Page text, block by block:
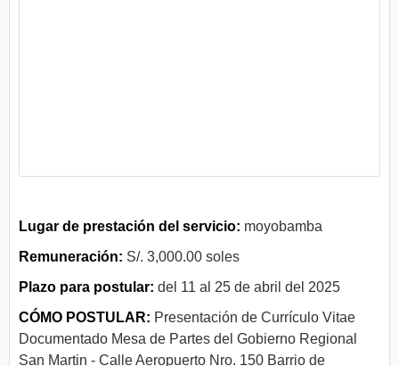
Lugar de prestación del servicio: moyobamba
Remuneración: S/. 3,000.00 soles
Plazo para postular: del 11 al 25 de abril del 2025
CÓMO POSTULAR: Presentación de Currículo Vitae
Documentado Mesa de Partes del Gobierno Regional
San Martin - Calle Aeropuerto Nro. 150 Barrio de